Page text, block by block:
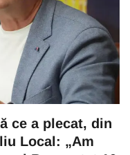
ce a plecat, din
Local: „Am